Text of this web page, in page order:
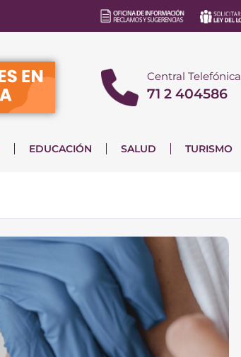
Central Telefónica
71 2 404586
EDUCACIÓN SALUD TURISMO